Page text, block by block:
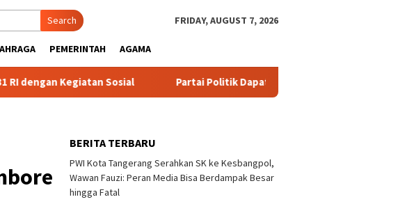
Search FRIDAY, AUGUST 7, 2026
PEMERINTAH AGAMA
Kegiatan Sosial Partai Politik Dapat Bantuan Pemprov Kalsel Untuk
BERITA TERBARU
PWI Kota Tangerang Serahkan SK ke Kesbangpol,
Wawan Fauzi: Peran Media Bisa Berdampak Besar
hingga Fatal